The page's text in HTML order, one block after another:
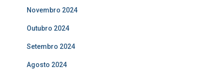
Novembro 2024
Outubro 2024
Setembro 2024
Agosto 2024